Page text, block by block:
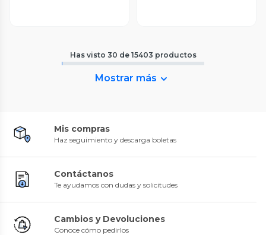
Has visto 30 de 15403 productos
Mostrar más
Mis compras
Haz seguimiento y descarga boletas
Contáctanos
Te ayudamos con dudas y solicitudes
Cambios y Devoluciones
Conoce cómo pedirlos